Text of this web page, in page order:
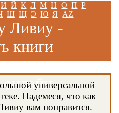
И Й К Л М Н О П Р
Ш Щ Э Ю Я AZ
Ливиу -
книги
и читать
универсальной
Надемеся, что как
вам понравится.